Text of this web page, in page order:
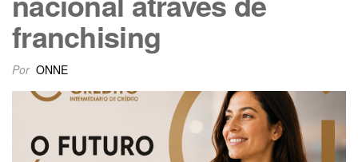
franchising
Por ONNE